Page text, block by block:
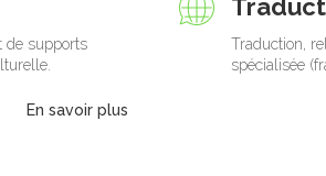
de supports
En savoir plus
Traduction,
spécialisée